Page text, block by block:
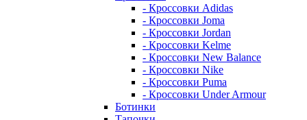
- Кроссовки Adidas
- Кроссовки Joma
- Кроссовки Jordan
- Кроссовки Kelme
- Кроссовки New Balance
- Кроссовки Nike
- Кроссовки Puma
- Кроссовки Under Armour
Ботинки